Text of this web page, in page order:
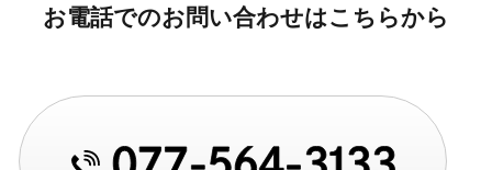
お電話でのお問い合わせはこちらから